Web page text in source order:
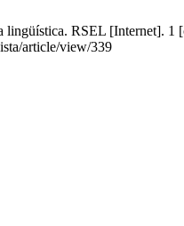
lingüística. RSEL [Internet]. 1
article/view/339